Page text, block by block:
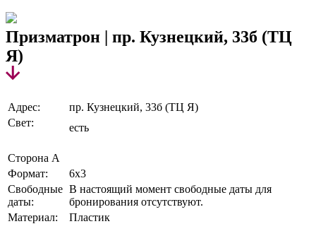
Призматрон | пр. Кузнецкий, 33б (ТЦ
Я)
Адрес:
пр. Кузнецкий, 33б (ТЦ Я)
Свет:
есть
Сторона А
Формат:
6х3
Свободные
даты:
В настоящий момент свободные даты для
бронирования отсутствуют.
Материал:
Пластик